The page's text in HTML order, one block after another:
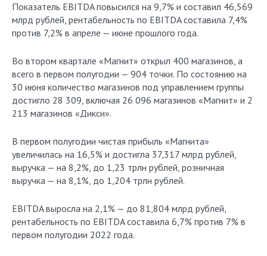
Показатель EBITDA повысился на 9,7% и составил 46,569
млрд рублей, рентабельность по EBITDA составила 7,4%
против 7,2% в апреле — июне прошлого года.
Во втором квартале «Магнит» открыл 400 магазинов, а
всего в первом полугодии — 904 точки. По состоянию на
30 июня количество магазинов под управлением группы
достигло 28 309, включая 26 096 магазинов «Магнит» и 2
213 магазинов «Дикси».
В первом полугодии чистая прибыль «Магнита»
увеличилась на 16,5% и достигла 37,317 млрд рублей,
выручка — на 8,2%, до 1,23 трлн рублей, розничная
выручка — на 8,1%, до 1,204 трлн рублей.
EBITDA выросла на 2,1% — до 81,804 млрд рублей,
рентабельность по EBITDA составила 6,7% против 7% в
первом полугодии 2022 года.